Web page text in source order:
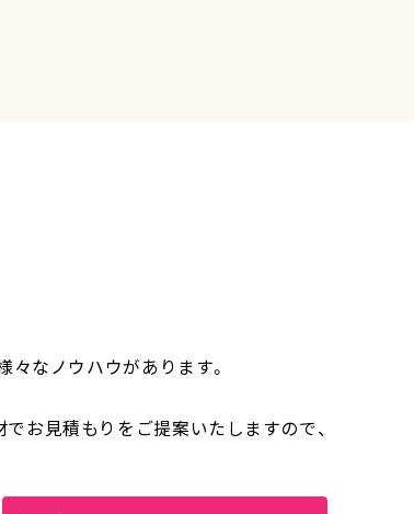
々なノウハウがあります。
お見積もりをご提案いたしますので、